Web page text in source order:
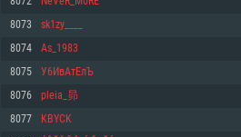
네트워크: 브로드밴드 인터넷
여유 저장 공간: 22.1 GB (최소 클라이언트)
권장 사양
네트워크: 브로드밴드 인터넷
여유 저장 공간: 22.1 GB (최소 클라이언트)
권장 사양
원하는 AMD (6개월 미만; 최소사양 지원 해상
네트워크: 브로드밴드 인터넷
여유 저장 공간: 22.1 GB (최소 클라이언트)
권장 사양
운영체제: Ubuntu 20.04 64bit
8073 sk1zy____
8074 As_1983
8075 У6ИвАтЕлЪ
8076 pleia_昴
8077 KBYCK